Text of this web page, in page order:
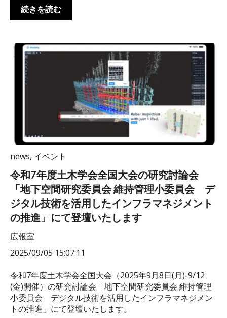
続きを読む
news, イベント
令和7年度土木学会全国大会の研究討論会
「地下空間研究委員会 維持管理小委員会 デ
ジタル技術を活用したインフラマネジメント
の推進」にて登壇いたします
広報室
2025/09/05 15:07:11
令和7年度土木学会全国大会（2025年9月8日(月)-9/12
(金)開催）の研究討論会「地下空間研究委員会 維持管理
小委員会 デジタル技術を活用したインフラマネジメン
トの推進」にて登壇いたします。